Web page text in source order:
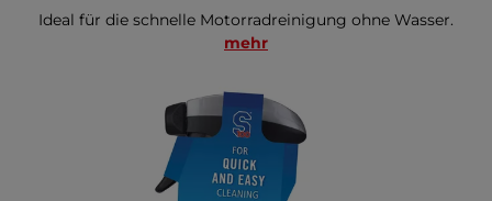
Ideal für die schnelle Motorradreinigung ohne Wasser.
mehr